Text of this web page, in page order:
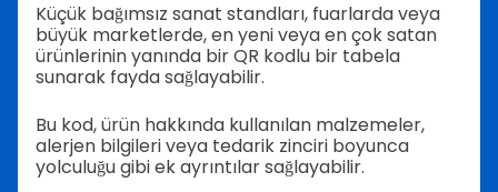
Küçük bağımsız sanat standları, fuarlarda veya
büyük marketlerde, en yeni veya en çok satan
ürünlerinin yanında bir QR kodlu bir tabela
sunarak fayda sağlayabilir.
Bu kod, ürün hakkında kullanılan malzemeler,
alerjen bilgileri veya tedarik zinciri boyunca
yolculuğu gibi ek ayrıntılar sağlayabilir.